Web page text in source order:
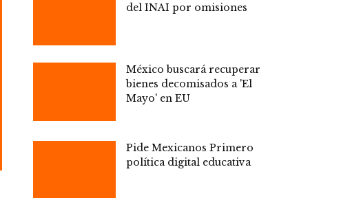
del INAI por omisiones
México buscará recuperar
bienes decomisados a 'El
Mayo' en EU
Pide Mexicanos Primero
política digital educativa